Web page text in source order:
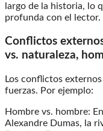
largo de la historia, lo
profunda con el lector.
Conflictos
vs. naturaleza,
Los conflictos
fuerzas. Por ejemplo:
Hombre vs. hombre:
Alexandre Dumas, la